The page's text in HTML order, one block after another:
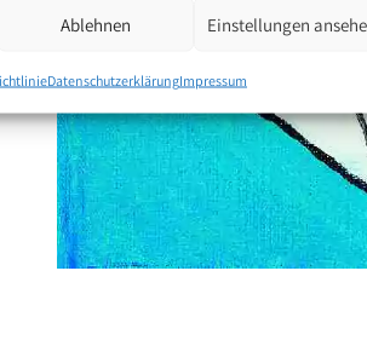
Ablehnen Einstellungen
DatenschutzerklärungImpressum